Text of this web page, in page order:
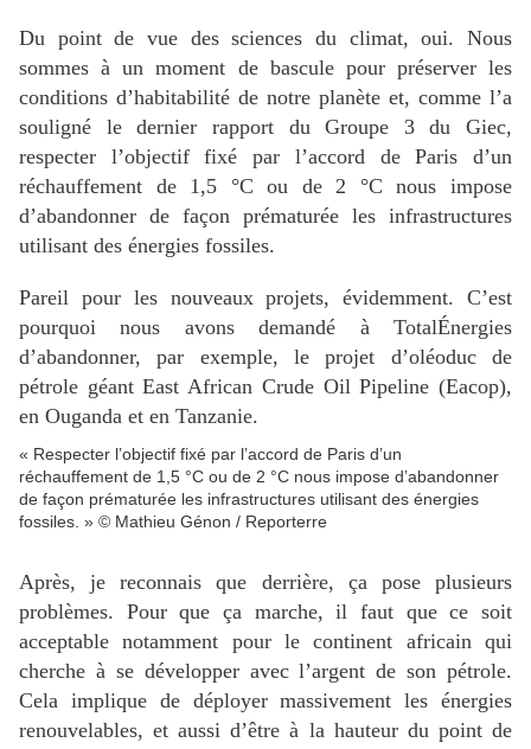
Du point de vue des sciences du climat, oui. Nous
sommes à un moment de bascule pour préserver les
conditions d’habitabilité de notre planète et, comme l’a
souligné le dernier rapport du Groupe 3 du Giec,
respecter l’objectif fixé par l’accord de Paris d’un
réchauffement de 1,5 °C ou de 2 °C nous impose
d’abandonner de façon prématurée les infrastructures
utilisant des énergies fossiles.
Pareil pour les nouveaux projets, évidemment. C’est
pourquoi nous avons demandé à TotalÉnergies
d’abandonner, par exemple, le projet d’oléoduc de
pétrole géant East African Crude Oil Pipeline (Eacop),
en Ouganda et en Tanzanie.
« Respecter l’objectif fixé par l’accord de Paris d’un
réchauffement de 1,5 °C ou de 2 °C nous impose d’abandonner
de façon prématurée les infrastructures utilisant des énergies
fossiles. » © Mathieu Génon / Reporterre
Après, je reconnais que derrière, ça pose plusieurs
problèmes. Pour que ça marche, il faut que ce soit
acceptable notamment pour le continent africain qui
cherche à se développer avec l’argent de son pétrole.
Cela implique de déployer massivement les énergies
renouvelables, et aussi d’être à la hauteur du point de